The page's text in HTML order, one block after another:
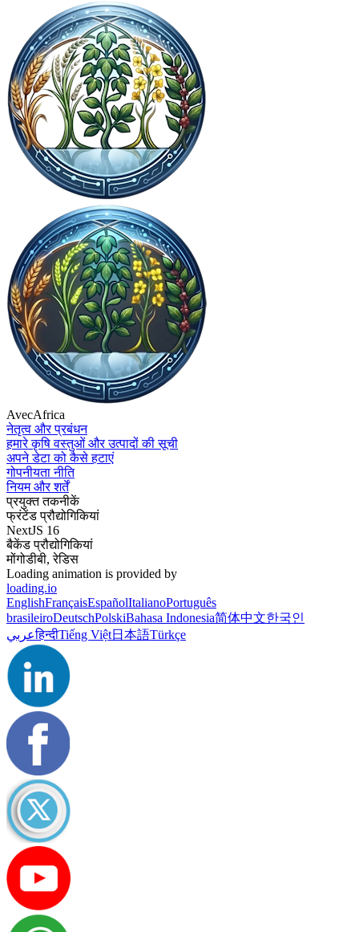
AvecAfrica
नेतृत्व और प्रबंधन
हमारे कृषि वस्तुओं और उत्पादों की सूची
अपने डेटा को कैसे हटाएं
गोपनीयता नीति
नियम और शर्तें
प्रयुक्त तकनीकें
फ्रंटेंड प्रौद्योगिकियां
NextJS 16
बैकेंड प्रौद्योगिकियां
मोंगोडीबी, रेडिस
Loading animation is provided by
loading.io
EnglishFrançaisEspañolItalianoPortuguês
brasileiroDeutschPolskiBahasa Indonesia简体中文한국인
عربيहिन्दीTiếng Việt日本語Türkçe